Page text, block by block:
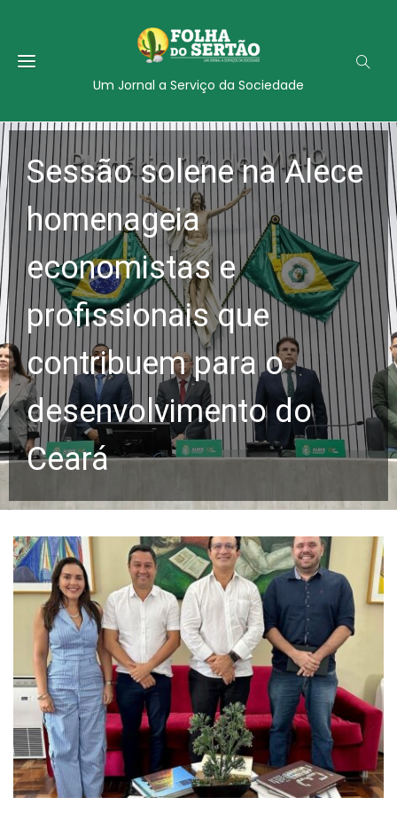
Um Jornal a Serviço da Sociedade
Sessão solene na Alece
homenageia
economistas e
profissionais que
contribuem para o
desenvolvimento do
Ceará